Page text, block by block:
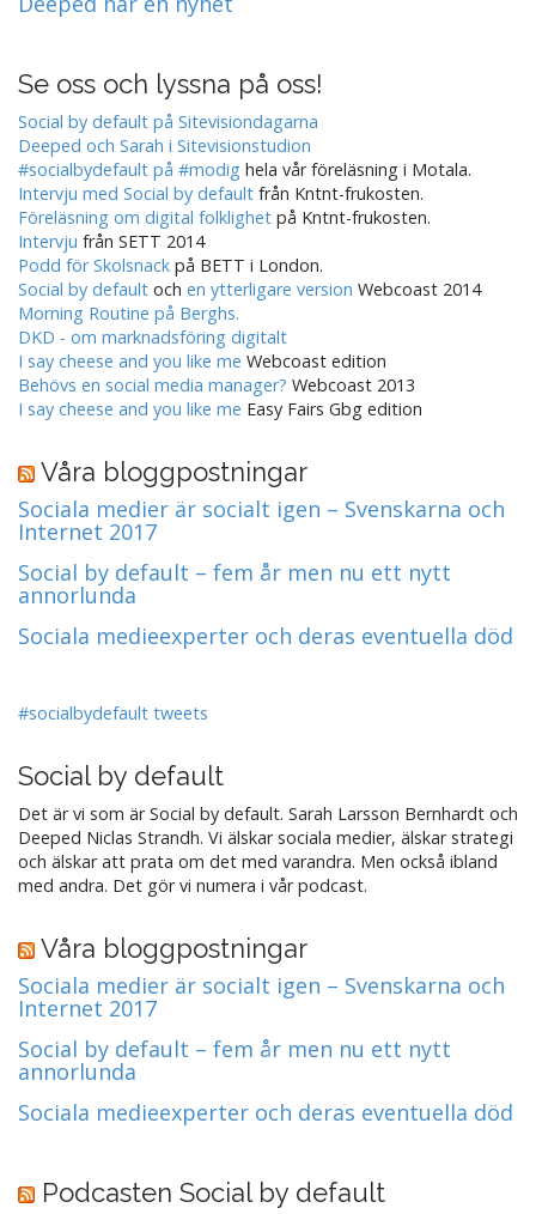
Se oss och lyssna på oss!
Social by default på Sitevisiondagarna
Deeped och Sarah i Sitevisionstudion
#socialbydefault på #modig hela vår föreläsning i Motala.
Intervju med Social by default från Kntnt-frukosten.
Föreläsning om digital folklighet på Kntnt-frukosten.
Intervju från SETT 2014
Podd för Skolsnack på BETT i London.
Social by default och en ytterligare version Webcoast 2014
Morning Routine på Berghs.
DKD - om marknadsföring digitalt
I say cheese and you like me Webcoast edition
Behövs en social media manager? Webcoast 2013
I say cheese and you like me Easy Fairs Gbg edition
Våra bloggpostningar
Sociala medier är socialt igen – Svenskarna och
Internet 2017
Social by default – fem år men nu ett nytt
annorlunda
Sociala medieexperter och deras eventuella död
#socialbydefault tweets
Social by default
Det är vi som är Social by default. Sarah Larsson Bernhardt och
Deeped Niclas Strandh. Vi älskar sociala medier, älskar strategi
och älskar att prata om det med varandra. Men också ibland
med andra. Det gör vi numera i vår podcast.
Våra bloggpostningar
Sociala medier är socialt igen – Svenskarna och
Internet 2017
Social by default – fem år men nu ett nytt
annorlunda
Sociala medieexperter och deras eventuella död
Podcasten Social by default